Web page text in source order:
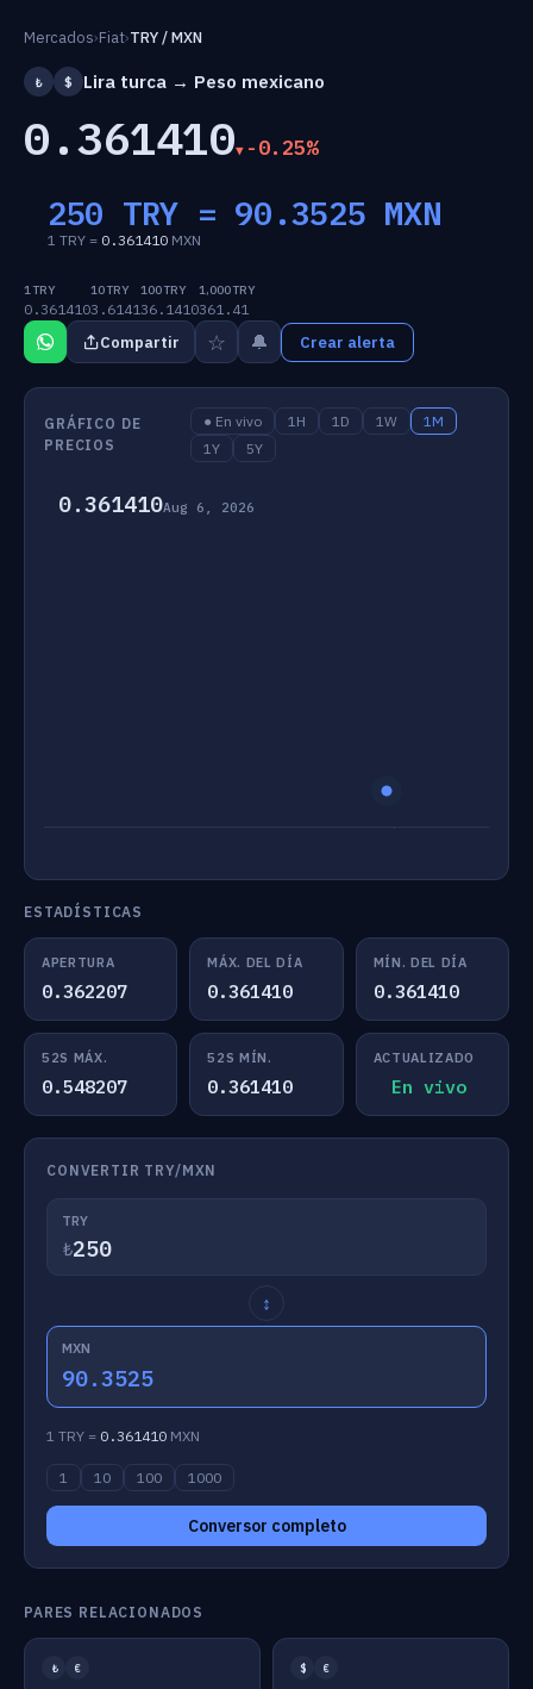
Mercados›Fiat›TRY / MXN
₺ $ Lira turca → Peso mexicano
0.361410 -0.25%
250 TRY = 90.3525 MXN
1 TRY = 0.361410 MXN
1 TRY
0.361410
10 TRY
3.6141
100 TRY
36.1410
1,000 TRY
361.41
Compartir ☆ 🔔 Crear alerta
GRÁFICO DE
PRECIOS
● En vivo 1H 1D 1W
1M
1Y
5Y
0.361410Aug 6, 2026
ESTADÍSTICAS
APERTURA
0.362207
MÁX. DEL DÍA
0.361410
MÍN. DEL DÍA
0.361410
52S MÁX.
0.548207
52S MÍN.
0.361410
ACTUALIZADO
En vivo
CONVERTIR TRY/MXN
TRY
₺
↕
MXN
90.3525
1 TRY = 0.361410 MXN
1 10 100 1000
Conversor completo
PARES RELACIONADOS
₺ € $ €